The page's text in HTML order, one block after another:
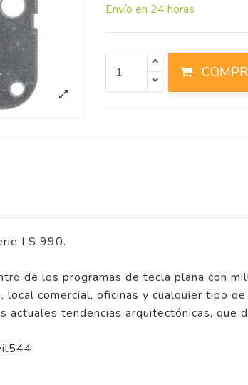
Envío en 24 horas
LS 990.
de los programas de tecla plana con
local comercial, oficinas y cualquier tipo
tendencias arquitectónicas, que